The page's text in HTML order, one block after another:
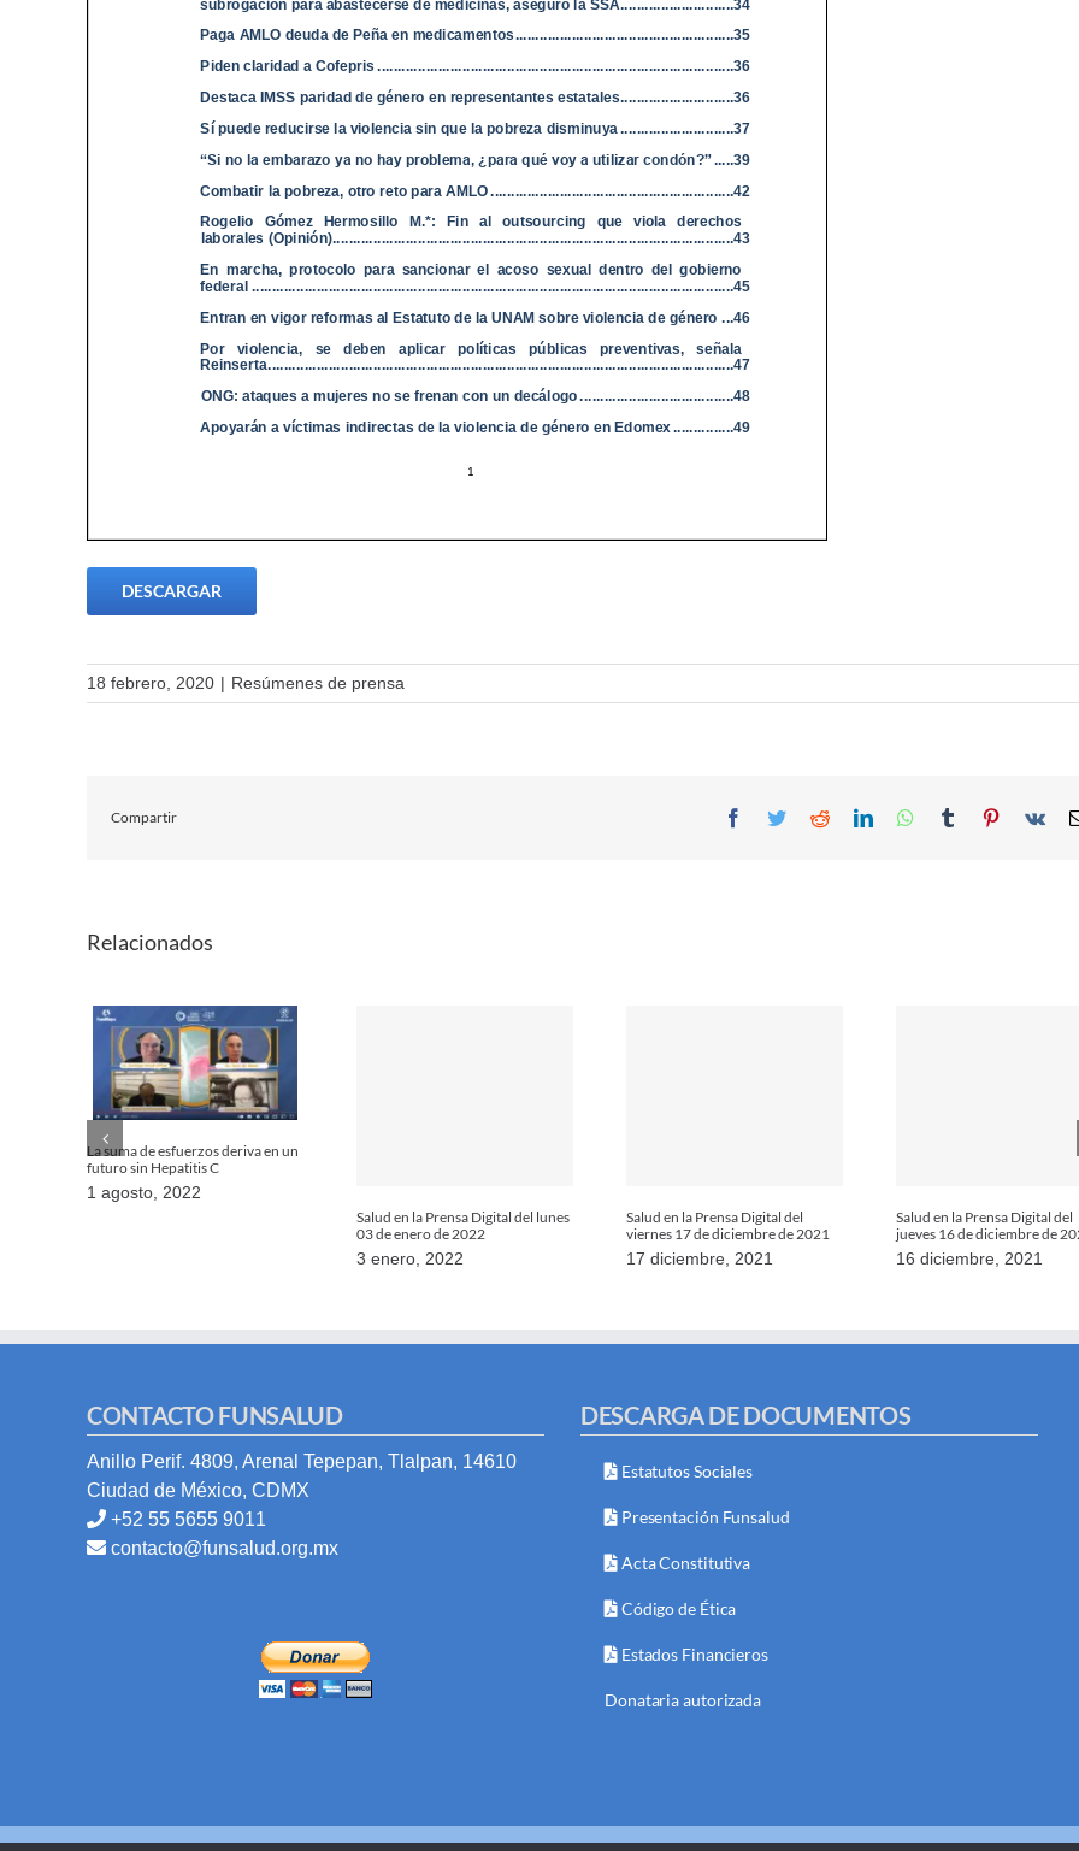
DESCARGAR
18 febrero, 2020 | Resúmenes de prensa
Compartir Facebook
TwitterRedditLinkedInWhatsApp
Tumblr Pinterest
Vk
Relacionados
La suma de esfuerzos deriva en un
futuro sin Hepatitis C
1 agosto, 2022
Salud en la Prensa Digital del lunes
03 de enero de 2022
3 enero, 2022
Salud en la Prensa Digital del
viernes 17 de diciembre de 2021
17 diciembre, 2021
Salud en la Prensa Digital del
jueves 16 de diciembre de
16 diciembre, 2021
CONTACTO FUNSALUD
Anillo Perif. 4809, Arenal Tepepan, Tlalpan, 14610
Ciudad de México, CDMX
+52 55 5655 9011
contacto@funsalud.org.mx
DESCARGA DE DOCUMENTOS
Estatutos Sociales
Presentación Funsalud
Acta Constitutiva
Código de Ética
Estados Financieros
Donataria autorizada